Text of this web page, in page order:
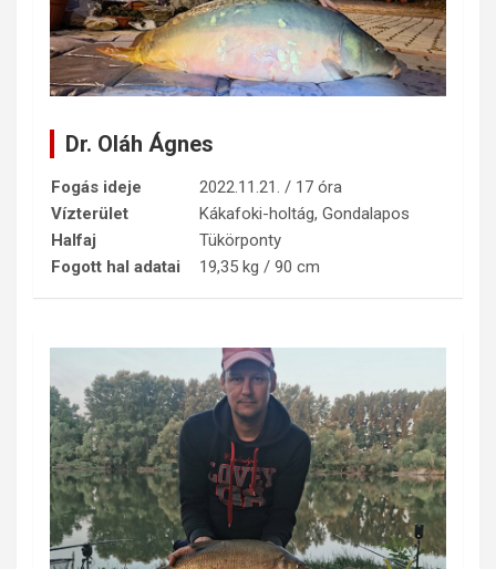
Dr. Oláh Ágnes
Fogás ideje
2022.11.21. / 17 óra
Vízterület
Kákafoki-holtág, Gondalapos
Halfaj
Tükörponty
Fogott hal adatai
19,35 kg / 90 cm